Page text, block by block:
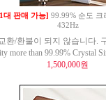
대 판매 가능] 99.99% 순도 크
432Hz
환/환불이 되지 않습니다.
more than 99.99% Crystal
1,500,000원